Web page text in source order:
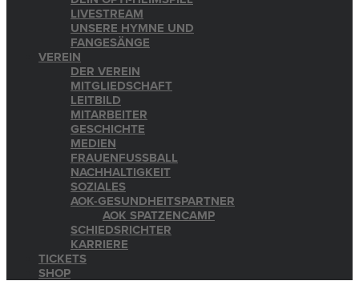
LIVESTREAM
UNSERE HYMNE UND
FANGESÄNGE
VEREIN
DER VEREIN
MITGLIEDSCHAFT
LEITBILD
MITARBEITER
GESCHICHTE
MEDIEN
FRAUENFUSSBALL
NACHHALTIGKEIT
SOZIALES
AOK-GESUNDHEITSPARTNER
AOK SPATZENCAMP
SCHIEDSRICHTER
KARRIERE
TICKETS
SHOP